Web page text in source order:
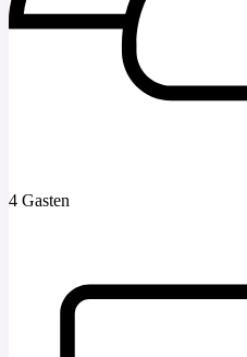
4 Gasten